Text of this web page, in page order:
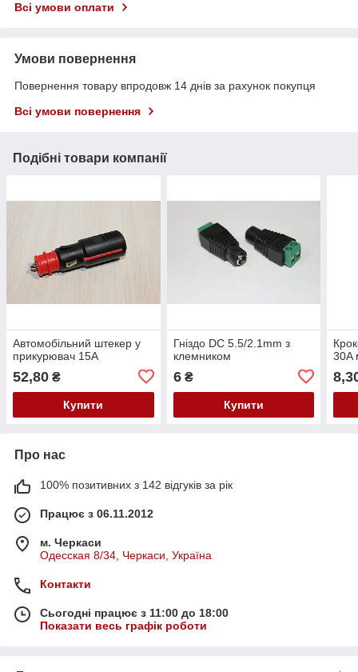
Всі умови оплати
Умови повернення
Повернення товару впродовж 14 днів за рахунок покупця
Всі умови повернення
Подібні товари компанії
Автомобільний штекер у
прикурювач 15A
52,80 ₴
Купити
Гніздо DC 5.5/2.1mm з
клемником
6₴
Купити
30A
Про нас
100% позитивних з 142 відгуків за рік
Працює з 06.11.2012
м. Черкаси
Одесская 8/34, Черкаси, Україна
Контакти
Сьогодні працює з 11:00 до 18:00
Показати весь графік роботи